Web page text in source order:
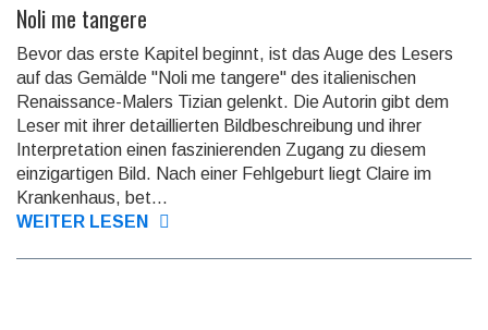
Noli me tangere
Bevor das erste Kapitel beginnt, ist das Auge des Lesers
auf das Gemälde "Noli me tangere" des italienischen
Renaissance-Malers Tizian gelenkt. Die Autorin gibt dem
Leser mit ihrer detaillierten Bildbeschreibung und ihrer
Interpretation einen faszinierenden Zugang zu diesem
einzigartigen Bild. Nach einer Fehlgeburt liegt Claire im
Krankenhaus, bet...
WEITER LESEN